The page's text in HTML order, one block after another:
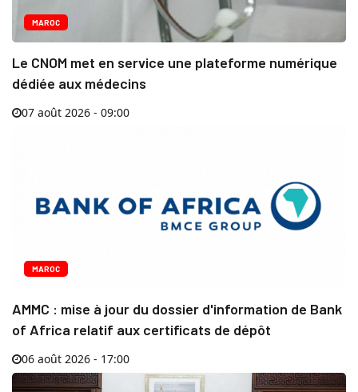
MAROC
Le CNOM met en service une plateforme numérique
dédiée aux médecins
07 août 2026 - 09:00
MAROC
AMMC : mise à jour du dossier d'information de Bank
of Africa relatif aux certificats de dépôt
06 août 2026 - 17:00